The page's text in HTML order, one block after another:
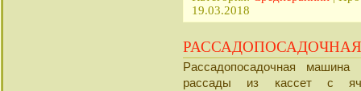
19.03.2018
Рассадопосадочная
рассады из кассет с